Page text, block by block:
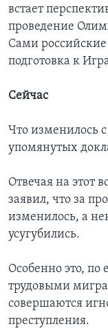
встает
проведение
Сами
подготовка к
Сейчас
Что изменилось
упомянутых
Отвечая на этот
заявил, что за
изменилось, а
усугубились.
Особенно это, по
трудовыми
совершаются
преступления.